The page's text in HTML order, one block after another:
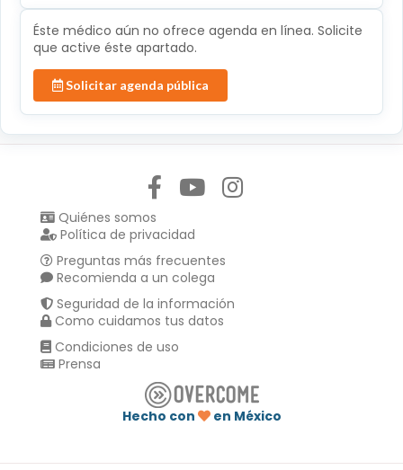
Éste médico aún no ofrece agenda en línea. Solicite
que active éste apartado.
Solicitar agenda pública
Quiénes somos
Política de privacidad
Preguntas más frecuentes
Recomienda a un colega
Seguridad de la información
Como cuidamos tus datos
Condiciones de uso
Prensa
Hecho con
en México